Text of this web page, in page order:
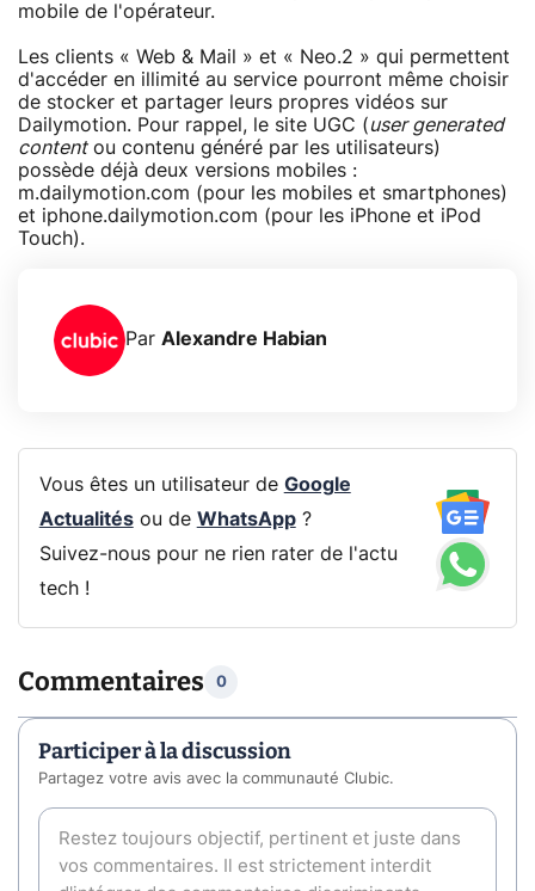
mobile de l'opérateur.
Les clients « Web & Mail » et « Neo.2 » qui permettent
d'accéder en illimité au service pourront même choisir
de stocker et partager leurs propres vidéos sur
Dailymotion. Pour rappel, le site UGC (user generated
contentou contenu généré par les utilisateurs)
possède déjà deux versions mobiles :
m.dailymotion.com (pour les mobiles et smartphones)
et iphone.dailymotion.com (pour les iPhone et iPod
Touch).
Par Alexandre Habian
Vous êtes un utilisateur de Google
Actualitésou de WhatsApp?
Suivez-nous pour ne rien rater de l'actu
tech !
Commentaires 0
Participer à la discussion
Partagez votre avis avec la communauté Clubic.